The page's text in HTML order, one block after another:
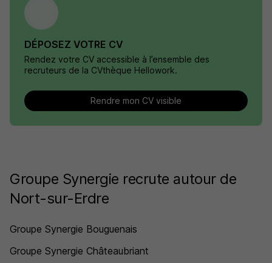
DÉPOSEZ VOTRE CV
Rendez votre CV accessible à l’ensemble des
recruteurs de la CVthèque Hellowork.
Rendre mon CV visible
Groupe Synergie recrute autour de
Nort-sur-Erdre
Groupe Synergie Bouguenais
Groupe Synergie Châteaubriant